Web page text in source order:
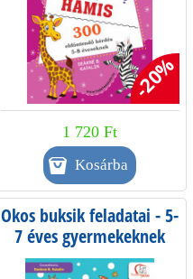
-20%
1 720 Ft
Okos buksik feladatai - 5-
7 éves gyermekeknek